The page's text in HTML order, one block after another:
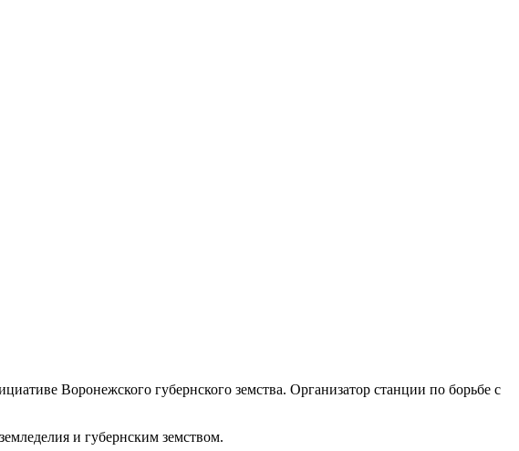
Воронежского губернского земства. Организатор станции по борьбе с
и губернским земством.